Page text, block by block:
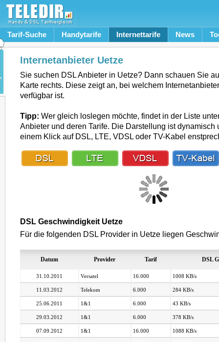
Tarif-Suche Handytarife Internettarife News
Internetanbieter Uetze
Sie suchen DSL Anbieter in Uetze? Dann schauen Sie
Karte rechts. Diese zeigt an, bei welchem
verfügbar ist.
Tipp: Wer gleich loslegen möchte, findet in der Liste
Anbieter und deren Tarife. Die Darstellung ist dynamisch
einem Klick auf DSL, LTE, VDSL oder TV-Kabel
DSL Geschwindigkeit Uetze
Für die folgenden DSL Provider in Uetze liegen
Datum Provider Tarif DSL
31.10.2011 Versatel 16.000 1008 KB/s
11.03.2012 Telekom 6.000 284 KB/s
25.06.2011 1&1 6.000 43 KB/s
29.03.2012 1&1 6.000 378 KB/s
07.09.2012 1&1 16.000 1088 KB/s